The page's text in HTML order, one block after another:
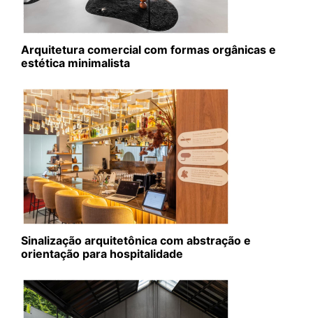
Arquitetura comercial com formas orgânicas e
estética minimalista
Sinalização arquitetônica com abstração e
orientação para hospitalidade